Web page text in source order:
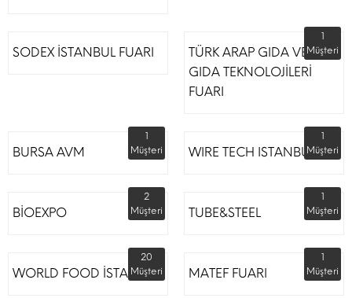
SODEX İSTANBUL FUARI
TÜRK ARAP GIDA VE
GIDA TEKNOLOJİLERİ
FUARI
1
Müşteri
BURSA AVM
1
Müşteri
WIRE TECH ISTANBUL
1
Müşteri
BİOEXPO
2
Müşteri
TUBE&STEEL
1
Müşteri
WORLD FOOD İSTANBUL
20
Müşteri
MATEF FUARI
1
Müşteri